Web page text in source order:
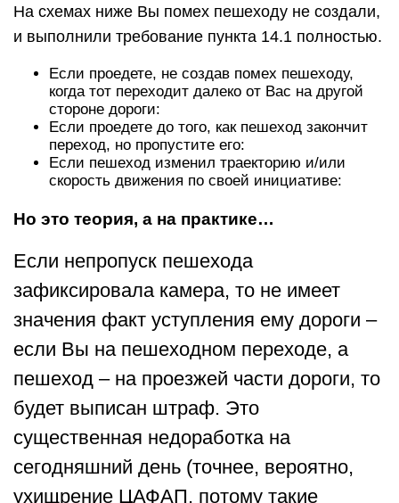
На схемах ниже Вы помех пешеходу не создали,
и выполнили требование пункта 14.1 полностью.
Если проедете, не создав помех пешеходу,
когда тот переходит далеко от Вас на другой
стороне дороги:
Если проедете до того, как пешеход закончит
переход, но пропустите его:
Если пешеход изменил траекторию и/или
скорость движения по своей инициативе:
Но это теория, а на практике…
Если непропуск пешехода
зафиксировала камера, то не имеет
значения факт уступления ему дороги –
если Вы на пешеходном переходе, а
пешеход – на проезжей части дороги, то
будет выписан штраф. Это
существенная недоработка на
сегодняшний день (точнее, вероятно,
ухищрение ЦАФАП, потому такие